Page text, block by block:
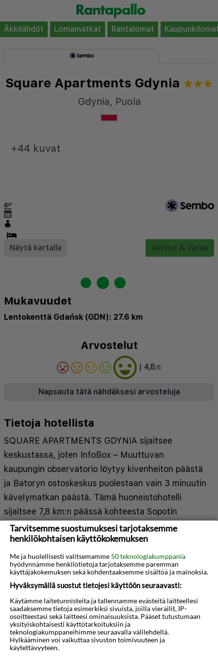
Äkkilähdöt Lomamatkat Rantalomat
Square Apartments Gdynia
Gdynia, Puola
Näytä kartalla Valitse & Varaa
+44 kuvat
Mukavuudet
Lentokenttä Gdańsk (GDN): 27.6 km
Arvostelut
| 4,8/5
Napsauta tätä nähdäksesi arvosteluja
Tietoja hotellista
SQUARE APARTMENTS GDYNIA sijaitsee
keskustassa, joten InfoBox – Muuttuvan
kaupungin observatorio löytyy kivenheiton päästä
ja Batoryn ostoskeskus puolestaan vain 3 minuutin
kävelymatkan päästä. Tämä huoneistohotelli
sijaitsee 7,8 km:n päässä kohteesta Sopotin
uimaranta ja 21,9 km:n päässä kohteesta Gdanskin
vanha kaupungintalo. Tässä majoituspaikassa on
35 huonetta, joiden varusteluun kuuluu muun
muassa keittonurkkaus. Mukavuuksiin kuuluu
satelliittikanavat sekä ilmainen langaton
internetyhteys. Huone siivotaan pyynnöstä.
Huoneissa on vedenkeitin ja ilmaiset teepussit /
ilmainen pikakahvi. Etäisyydet pyöristetään
lähimpään 0,1 mailiin ja kilometriin.
Näytä lisää
Kartta
Tarvitsemme suostumuksesi tarjotaksemme
henkilökohtaisen käyttökokemuksen
Me ja huolellisesti valitsemamme 50 teknologiakumppania
hyödynnämme henkilötietoja tarjotaksemme paremman
käyttäjäkokemuksen sekä kohdentaaksemme sisältöä ja mainoksia.
Hyväksymällä suostut tietojesi käyttöön seuraavasti:
Käytämme laitetunnisteita ja tallennamme evästeitä laitteellesi
saadaksemme tietoja esimerkiksi sivuista, joilla vierailit, IP-
osoitteestasi sekä laitteesi ominaisuuksista. Pääset tutustumaan
yksityiskohtaisesti käyttötarkoituksiin ja
teknologiakumppaneihimme seuraavalla välilehdellä.
Hylkääminen voi vaikuttaa sivuston toimivuuteen ja
käytettävyyteen.